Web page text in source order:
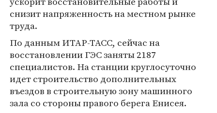
снизит напряженность на местном рынке
труда.
По данным ИТАР-ТАСС, сейчас на
восстановлении ГЭС заняты 2187
специалистов. На станции круглосуточно
идет строительство дополнительных
въездов в строительную зону машинного
зала со стороны правого берега Енисея.